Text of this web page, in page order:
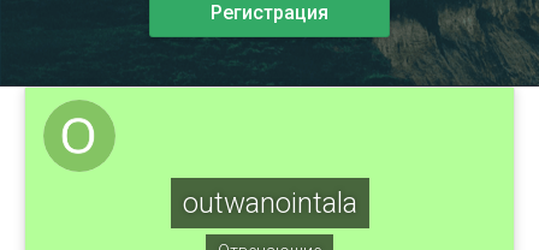
Регистрация
outwanointala